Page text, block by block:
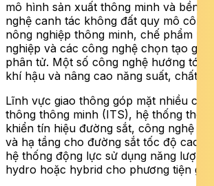
mô hình sản xuất thông minh và bền
nghệ canh tác không đất quy mô công
nông nghiệp thông minh, chế phẩm
nghiệp và các công nghệ chọn tạo
phân tử. Một số công nghệ hướng tới
khí hậu và nâng cao năng suất, chất
Lĩnh vực giao thông góp mặt nhiều
thông thông minh (ITS), hệ thống thông
khiển tín hiệu đường sắt, công nghệ
và hạ tầng cho đường sắt tốc độ cao.
hệ thống động lực sử dụng năng lượng
hydro hoặc hybrid cho phương tiện giao